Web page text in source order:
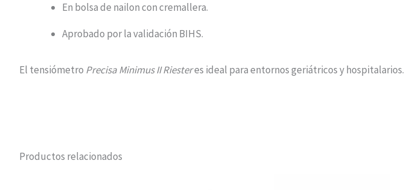
En bolsa de nailon con cremallera.
Aprobado por la validación BIHS.
El tensiómetro Precisa Minimus II Riesteres ideal para entornos geriátricos y hospitalarios.
Productos relacionados